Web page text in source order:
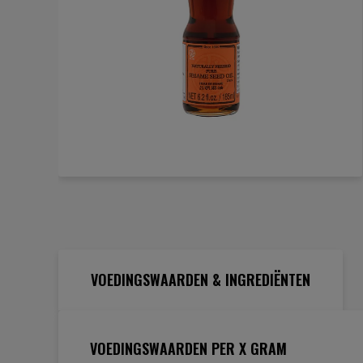
afbeeldingen-VOEDINGSWAARDEN & INGREDIËNTEN
VOEDINGSWAARDEN PER X GRAM